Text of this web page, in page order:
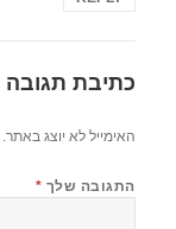
כתיבת תגובה
האימייל לא יוצג באתר.
התגובה שלך *